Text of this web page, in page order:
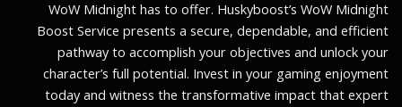
WoW Midnight has to offer. Huskyboost’s WoW Midnight
Boost Service presents a secure, dependable, and efficient
pathway to accomplish your objectives and unlock your
character’s full potential. Invest in your gaming enjoyment
today and witness the transformative impact that expert